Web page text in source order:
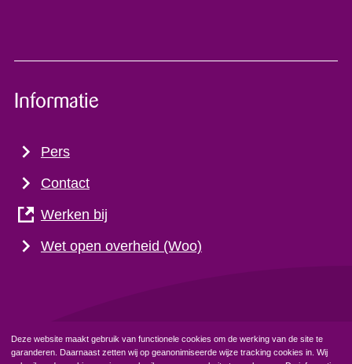
Deze website maakt gebruik van functionele cookies om de werking van de site te
garanderen. Daarnaast zetten wij op geanonimiseerde wijze tracking cookies in. Wij
Informatie
Pers
Contact
Werken bij
Wet open overheid (Woo)